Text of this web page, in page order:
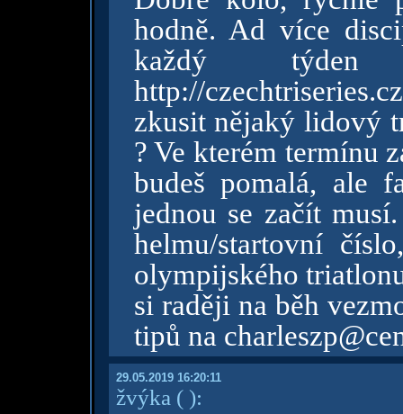
hodně. Ad více
každý
http://
zkusit nějaký lidový
? Ve kterém termínu
budeš pomalá, ale
jednou se začít
helmu/startovní
olympijského
si raději na běh
tipů na
29.05.2019 16:20:11
žvýka ( ):